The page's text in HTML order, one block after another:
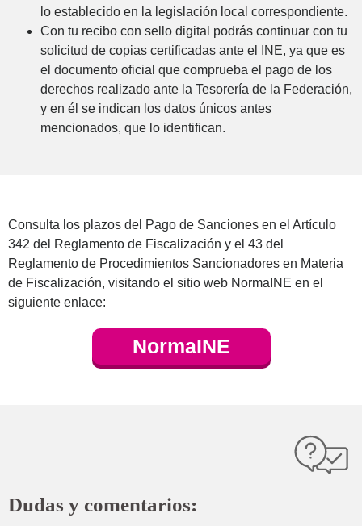
lo establecido en la legislación local correspondiente.
Con tu recibo con sello digital podrás continuar con tu
solicitud de copias certificadas ante el INE, ya que es
el documento oficial que comprueba el pago de los
derechos realizado ante la Tesorería de la Federación,
y en él se indican los datos únicos antes
mencionados, que lo identifican.
Consulta los plazos del Pago de Sanciones en el Artículo
342 del Reglamento de Fiscalización y el 43 del
Reglamento de Procedimientos Sancionadores en Materia
de Fiscalización, visitando el sitio web NormaINE en el
siguiente enlace:
NormaINE
Dudas y comentarios: